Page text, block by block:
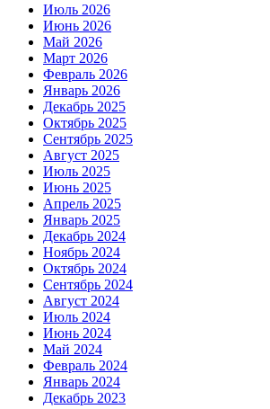
Июль 2026
Июнь 2026
Май 2026
Март 2026
Февраль 2026
Январь 2026
Декабрь 2025
Октябрь 2025
Сентябрь 2025
Август 2025
Июль 2025
Июнь 2025
Апрель 2025
Январь 2025
Декабрь 2024
Ноябрь 2024
Октябрь 2024
Сентябрь 2024
Август 2024
Июль 2024
Июнь 2024
Май 2024
Февраль 2024
Январь 2024
Декабрь 2023